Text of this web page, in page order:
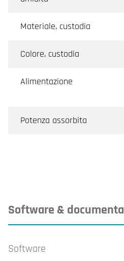
Materiale, custodia
Colore, custodia
Alimentazione
Potenza assorbita
Software &
Software